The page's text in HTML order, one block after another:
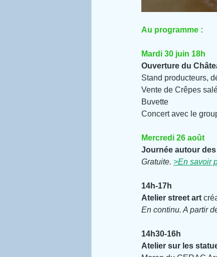
Au programme :
Mardi 30 juin 18h
Ouverture du
Stand producteurs,
Vente de Crêpes
Buvette
Concert avec le
Mercredi 26 août
Journée autour
Gratuite. >En savoir
14h-17h
Atelier street art
En continu. A partir
14h30-16h
Atelier sur les